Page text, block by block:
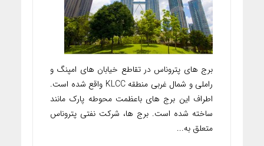
برج های پتروناس در تقاطع خیابان های امپنگ و
راملی و شمال غربی منطقه KLCC واقع شده است.
اطراف این برج های باعظمت محوطه پارک مانند
ساخته شده است. برج ها، شرکت نفتی پتروناس
متعلق به...